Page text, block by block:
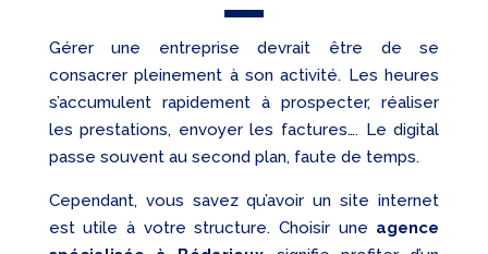
Gérer une entreprise devrait être de se
consacrer pleinement à son activité. Les heures
s’accumulent rapidement à prospecter, réaliser
les prestations, envoyer les factures…. Le digital
passe souvent au second plan, faute de temps.
Cependant, vous savez qu’avoir un site internet
est utile à votre structure. Choisir une agence